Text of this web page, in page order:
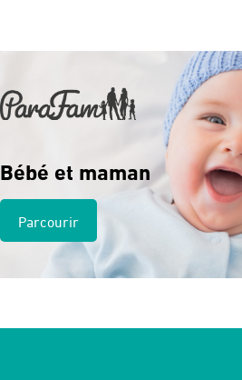
Bébé et maman
Parcourir